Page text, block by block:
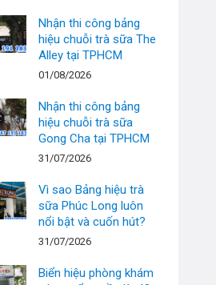
Nhận thi công bảng
hiệu chuỗi trà sữa The
Alley tại TPHCM
01/08/2026
Nhận thi công bảng
hiệu chuỗi trà sữa
Gong Cha tại TPHCM
31/07/2026
Vì sao Bảng hiệu trà
sữa Phúc Long luôn
nổi bật và cuốn hút?
31/07/2026
Biển hiệu phòng khám